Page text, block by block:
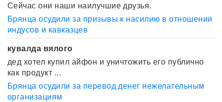
Сейчас они наши наилучшие друзья.
Брянца осудили за призывы к насилию в отношении
индусов и кавказцев
кувалда вялого
дед хотел купил айфон и уничтожить его публично
как продукт ...
Брянца осудили за перевод денег нежелательным
организациям